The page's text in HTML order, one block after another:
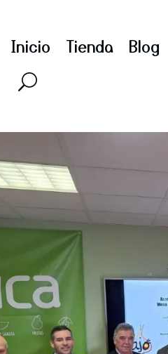
Inicio Tienda Blog